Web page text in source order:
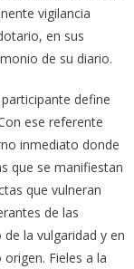
vigilancia
en sus
de su diario.
define
ese referente
inmediato donde
que se manifiestan
que vulneran
de las
la vulgaridad y en
Fieles a la